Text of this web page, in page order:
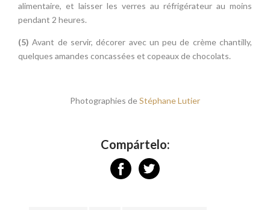
alimentaire, et laisser les verres au réfrigérateur au moins
pendant 2 heures.
(5) Avant de servir, décorer avec un peu de crème chantilly,
quelques amandes concassées et copeaux de chocolats.
Photographies deStéphane Lutier
Compártelo: